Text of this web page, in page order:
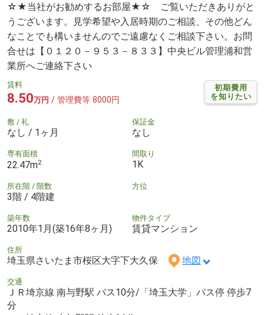
☆★当社がお勧めするお部屋★☆ ご覧いただきありがと
うございます。見学希望や入居時期のご相談、その他どん
なことでも構いませんのでご遠慮なくご相談下さい。お問
合せは【０１２０－９５３－８３３】中央ビル管理浦和営
業所へご連絡下さい
初期費用
を知りたい
賃料
8.50万円 / 管理費等 8000円
敷 / 礼
なし / 1ヶ月
保証金
なし
専有面積
22.47m2
間取り
1K
所在階 / 階数
3階 / 4階建
方位
築年数
2010年1月(築16年8ヶ月)
物件タイプ
賃貸マンション
住所
埼玉県さいたま市桜区大字下大久保 地図
交通
ＪＲ埼京線 南与野駅 バス10分/「埼玉大学」バス停 停歩7
分